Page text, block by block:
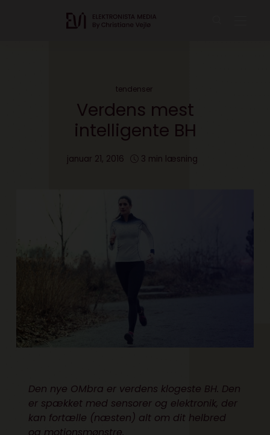
tendenser
Verdens mest
intelligente BH
januar 21, 2016 3 min læsning
Den nye OMbra er verdens klogeste BH. Den
er spækket med sensorer og elektronik, der
kan fortælle (næsten) alt om dit helbred